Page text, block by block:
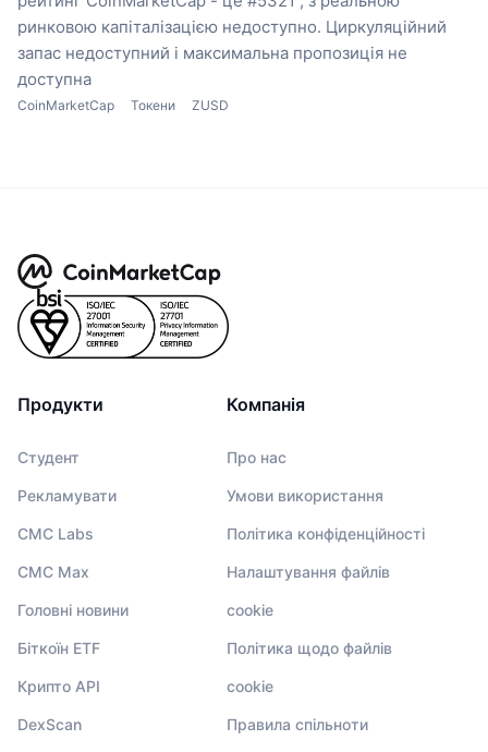
ринковою капіталізацією недоступно. Циркуляційний
запас недоступний і максимальна пропозиція не
доступна
CoinMarketCap Токени ZUSD
Продукти
Студент
Рекламувати
CMC Labs
CMC Max
Головні новини
Біткоїн ETF
Крипто API
DexScan
Компанія
Про нас
Умови використання
Політика конфіденційності
Налаштування файлів
cookie
Політика щодо файлів
cookie
Правила спільноти